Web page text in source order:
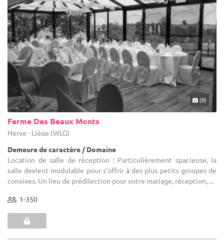
(8)
Ferme Des Beaux Monts
Herve - Liège (WLG)
Demeure de caractère / Domaine
Location de salle de réception : Particulièrement spacieuse, la
salle devient modulable pour s’offrir à des plus petits groupes de
convives. Un lieu de prédilection pour votre mariage, réception, ...
1-350